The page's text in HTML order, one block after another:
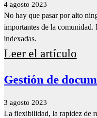
4 agosto 2023
No hay que pasar por alto
importantes de la comunidad.
indexadas.
Leer el artículo
Gestión de
3 agosto 2023
La flexibilidad, la rapidez de